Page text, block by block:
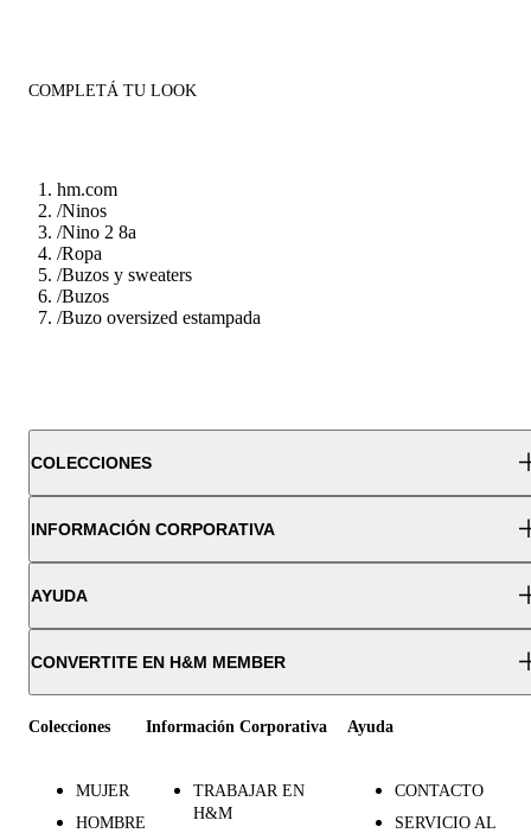
COMPLETÁ TU LOOK
hm.com
/Ninos
/Nino 2 8a
/Ropa
/Buzos y sweaters
/Buzos
/Buzo oversized estampada
COLECCIONES
INFORMACIÓN CORPORATIVA
AYUDA
CONVERTITE EN H&M MEMBER
Colecciones
MUJER
HOMBRE
Información Corporativa
TRABAJAR EN
H&M
Ayuda
CONTACTO
SERVICIO AL